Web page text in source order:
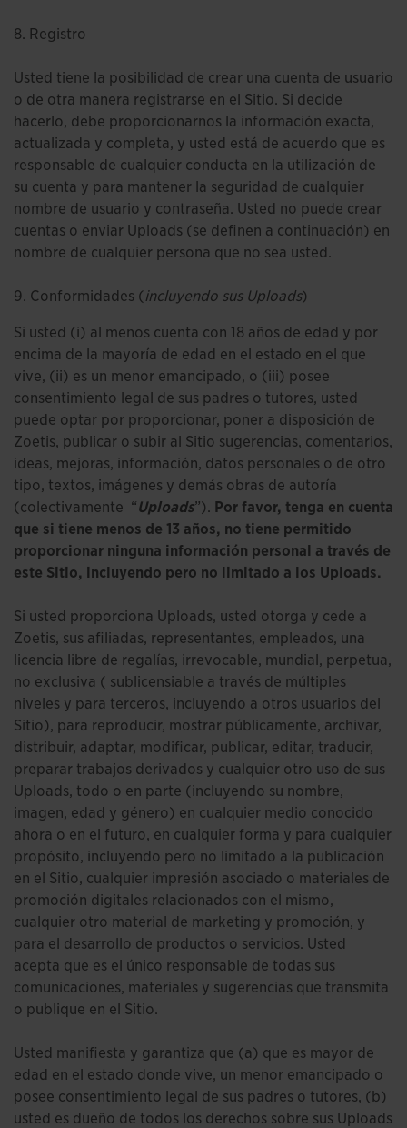
8. Registro
Usted tiene la posibilidad de crear una cuenta de usuario
o de otra manera registrarse en el Sitio. Si decide
hacerlo, debe proporcionarnos la información exacta,
actualizada y completa, y usted está de acuerdo que es
responsable de cualquier conducta en la utilización de
su cuenta y para mantener la seguridad de cualquier
nombre de usuario y contraseña. Usted no puede crear
cuentas o enviar Uploads (se definen a continuación) en
nombre de cualquier persona que no sea usted.
9. Conformidades ( incluyendo sus Uploads)
Si usted (i) al menos cuenta con 18 años de edad y por
encima de la mayoría de edad en el estado en el que
vive, (ii) es un menor emancipado, o (iii) posee
consentimiento legal de sus padres o tutores, usted
puede optar por proporcionar, poner a disposición de
Zoetis, publicar o subir al Sitio sugerencias, comentarios,
ideas, mejoras, información, datos personales o de otro
tipo, textos, imágenes y demás obras de autoría
(colectivamente “Uploads”). Por favor, tenga en cuenta
que si tiene menos de 13 años, no tiene permitido
proporcionar ninguna información personal a través de
este Sitio, incluyendo pero no limitado a los Uploads.
Si usted proporciona Uploads, usted otorga y cede a
Zoetis, sus afiliadas, representantes, empleados, una
licencia libre de regalías, irrevocable, mundial, perpetua,
no exclusiva ( sublicensiable a través de múltiples
niveles y para terceros, incluyendo a otros usuarios del
Sitio), para reproducir, mostrar públicamente, archivar,
distribuir, adaptar, modificar, publicar, editar, traducir,
preparar trabajos derivados y cualquier otro uso de sus
Uploads, todo o en parte (incluyendo su nombre,
imagen, edad y género) en cualquier medio conocido
ahora o en el futuro, en cualquier forma y para cualquier
propósito, incluyendo pero no limitado a la publicación
en el Sitio, cualquier impresión asociado o materiales de
promoción digitales relacionados con el mismo,
cualquier otro material de marketing y promoción, y
para el desarrollo de productos o servicios. Usted
acepta que es el único responsable de todas sus
comunicaciones, materiales y sugerencias que transmita
o publique en el Sitio.
Usted manifiesta y garantiza que (a) que es mayor de
edad en el estado donde vive, un menor emancipado o
posee consentimiento legal de sus padres o tutores, (b)
usted es dueño de todos los derechos sobre sus Uploads